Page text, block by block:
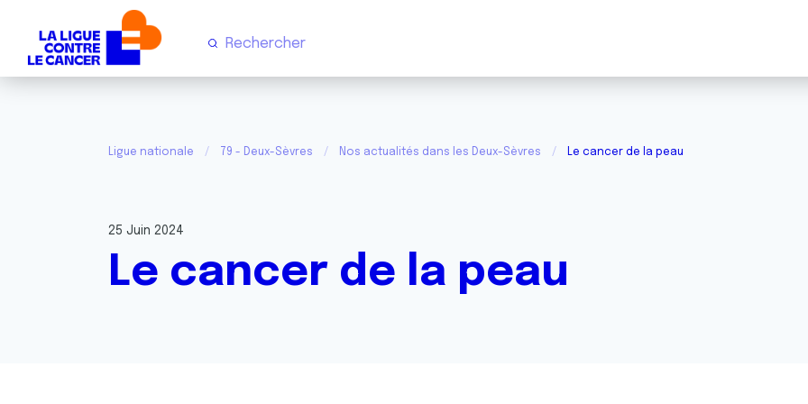
Ligue nationale 79 - Deux-Sèvres Nos actualités dans les Deux-Sèvres Le cancer de la peau
25 Juin 2024
Le cancer de la peau